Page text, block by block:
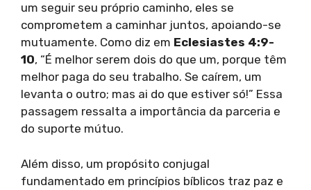
um seguir seu próprio caminho, eles se
comprometem a caminhar juntos, apoiando-se
mutuamente. Como diz em Eclesiastes 4:9-
10, “É melhor serem dois do que um, porque têm
melhor paga do seu trabalho. Se caírem, um
levanta o outro; mas ai do que estiver só!” Essa
passagem ressalta a importância da parceria e
do suporte mútuo.
Além disso, um propósito conjugal
fundamentado em princípios bíblicos traz paz e